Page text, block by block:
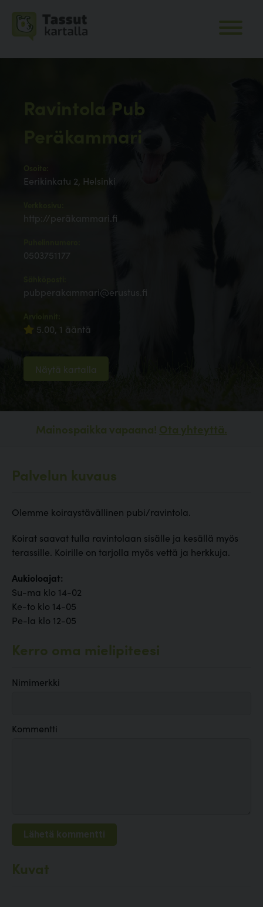
Ravintola Pub
Peräkammari
Osoite:
Eerikinkatu 2, Helsinki
http://peräkammari.fi
0503751177
pubperakammari@erustus.fi
5.00, 1 ääntä
Näytä kartalla
Mainospaikka vapaana! Ota yhteyttä.
Palvelun kuvaus
Olemme koiraystävällinen pubi/ravintola.
Koirat saavat tulla ravintolaan sisälle ja kesällä myös
terassille. Koirille on tarjolla myös vettä ja herkkuja.
Aukioloajat:
Su-ma klo 14-02
Ke-to klo 14-05
Pe-la klo 12-05
Kerro oma mielipiteesi
Nimimerkki
Kommentti
Kuvat